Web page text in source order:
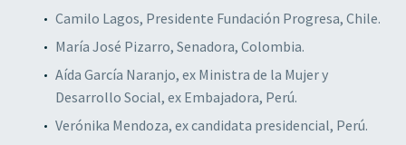
Camilo Lagos, Presidente Fundación Progresa, Chile.
María José Pizarro, Senadora, Colombia.
Aída García Naranjo, ex Ministra de la Mujer y
Desarrollo Social, ex Embajadora, Perú.
Verónika Mendoza, ex candidata presidencial, Perú.